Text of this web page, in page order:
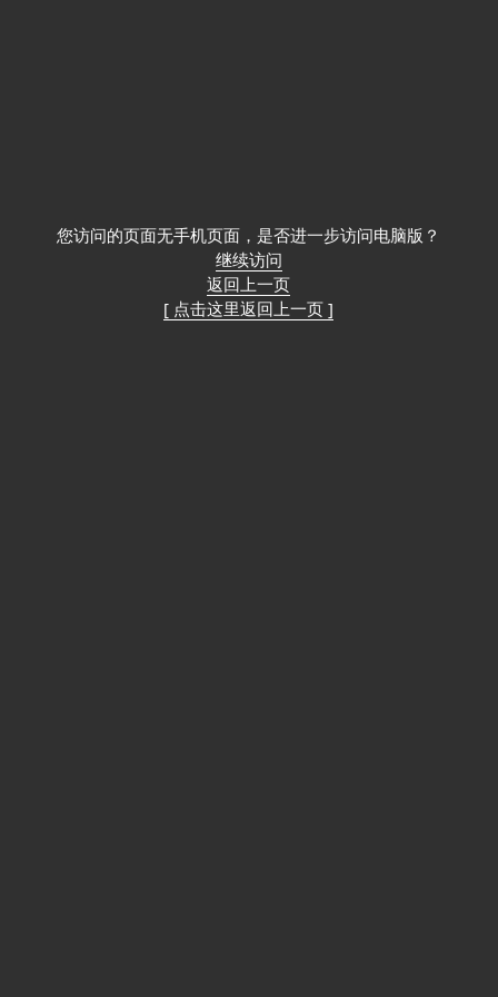
您访问的页面无手机页面，是否进一步访问电脑版？
继续访问
返回上一页
[ 点击这里返回上一页 ]